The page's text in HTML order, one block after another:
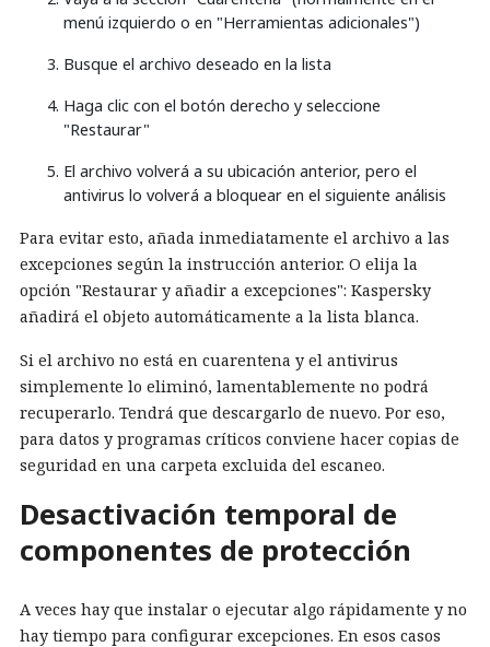
menú izquierdo o en "Herramientas adicionales")
Busque el archivo deseado en la lista
Haga clic con el botón derecho y seleccione
"Restaurar"
El archivo volverá a su ubicación anterior, pero el
antivirus lo volverá a bloquear en el siguiente análisis
Para evitar esto, añada inmediatamente el archivo a las
excepciones según la instrucción anterior. O elija la
opción "Restaurar y añadir a excepciones": Kaspersky
añadirá el objeto automáticamente a la lista blanca.
Si el archivo no está en cuarentena y el antivirus
simplemente lo eliminó, lamentablemente no podrá
recuperarlo. Tendrá que descargarlo de nuevo. Por eso,
para datos y programas críticos conviene hacer copias de
seguridad en una carpeta excluida del escaneo.
Desactivación temporal de
componentes de protección
A veces hay que instalar o ejecutar algo rápidamente y no
hay tiempo para configurar excepciones. En esos casos